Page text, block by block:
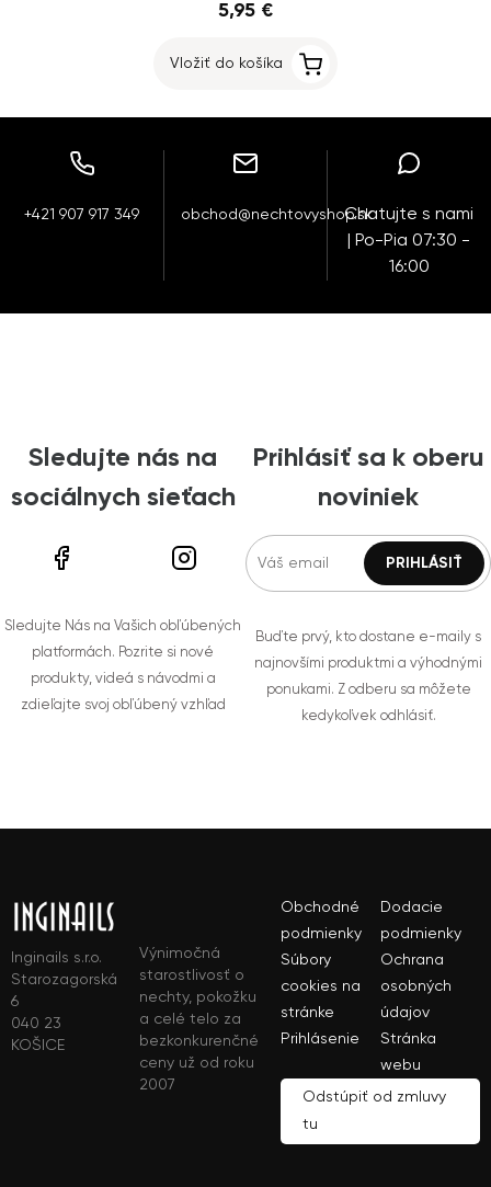
5,95 €
Vložiť do košíka
+421 907 917 349 obchod@nechtovyshop.skChatujte s nami
| Po-Pia 07:30 -
16:00
Sledujte nás na
sociálnych sieťach
Sledujte Nás na Vašich obľúbených
platformách. Pozrite si nové
produkty, videá s návodmi a
zdieľajte svoj obľúbený vzhľad
Prihlásiť sa k oberu
noviniek
Buďte prvý, kto dostane e-maily s
najnovšími produktmi a výhodnými
ponukami. Z odberu sa môžete
kedykoľvek odhlásiť.
Inginails s.r.o.
Starozagorská
6
040 23
KOŠICE
Výnimočná
starostlivosť o
nechty, pokožku
a celé telo za
bezkonkurenčné
ceny už od roku
2007
Obchodné
podmienky
Dodacie
podmienky
Súbory
cookies na
stránke
Ochrana
osobných
údajov
Prihlásenie
Stránka
webu
Odstúpiť od zmluvy
tu